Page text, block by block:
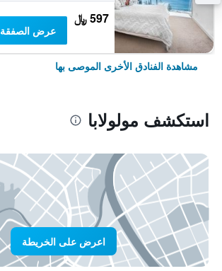
597 ﷼
عرض الصفقة
مشاهدة الفنادق الأخرى الموصى بها
استكشف مولولابا
اعرض على الخريطة